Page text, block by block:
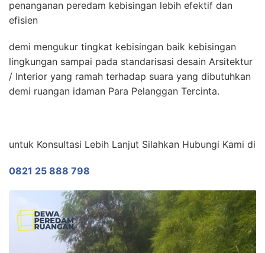
penanganan peredam kebisingan lebih efektif dan
efisien
demi mengukur tingkat kebisingan baik kebisingan
lingkungan sampai pada standarisasi desain Arsitektur
/ Interior yang ramah terhadap suara yang dibutuhkan
demi ruangan idaman Para Pelanggan Tercinta.
untuk Konsultasi Lebih Lanjut Silahkan Hubungi Kami di
0821 25 888 798